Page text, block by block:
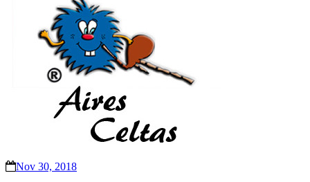
Nov 30, 2018